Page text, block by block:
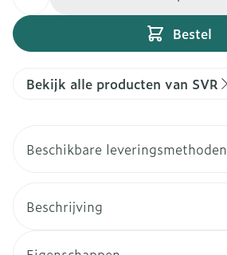
Bestel
Bekijk alle producten van SVR
Beschikbare leveringsmethoden
Beschrijving